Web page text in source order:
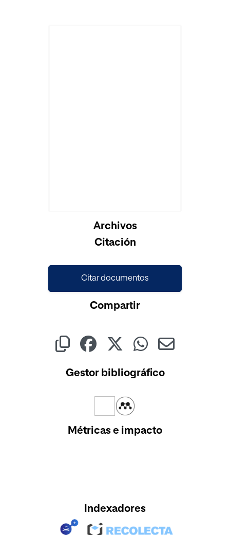
Archivos
Citación
Citar documentos
Compartir
Gestor bibliográfico
Métricas e impacto
Indexadores